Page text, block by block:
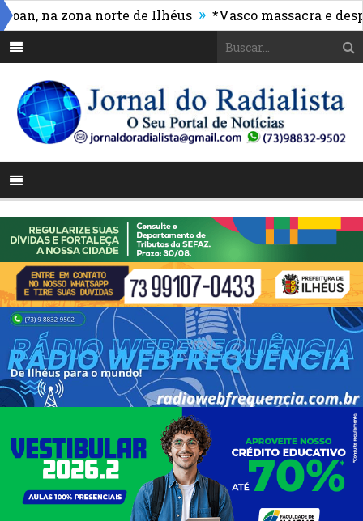
na zona norte de Ilhéus » *Vasco massacra e